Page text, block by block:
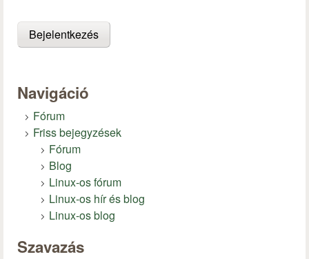
Navigáció
Fórum
Friss bejegyzések
Fórum
Blog
Linux-os fórum
Linux-os hír és blog
Linux-os blog
Szavazás